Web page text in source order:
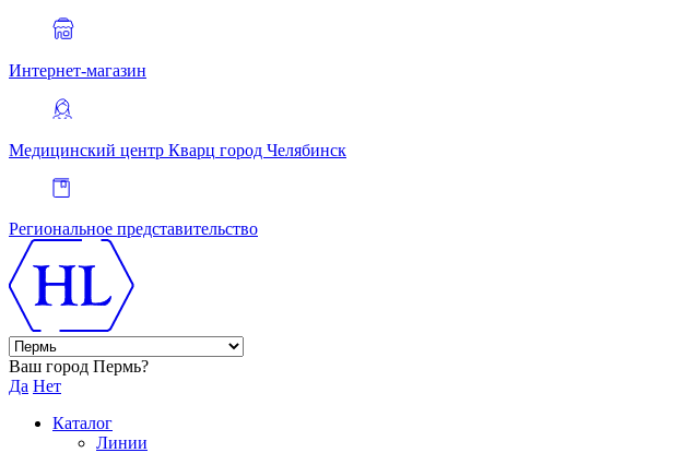
Интернет-магазин
Медицинский центр Кварц город Челябинск
Региональное представительство
Ваш город Пермь?
Да Нет
Каталог
Линии